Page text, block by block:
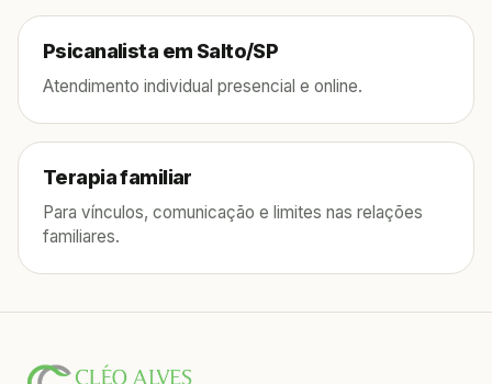
Psicanalista em Salto/SP
Atendimento individual presencial e online.
Terapia familiar
Para vínculos, comunicação e limites nas relações
familiares.